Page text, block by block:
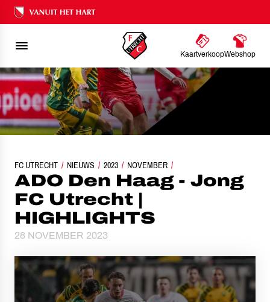
Ons nalatenschap
KaartverkoopWebshop
FC UTRECHT NIEUWS 2023 NOVEMBER
ADO DEN HAAG - JONG FC UTRECHT | HIGHLIGHTS
ADO Den Haag - Jong
FC Utrecht |
HIGHLIGHTS
28 NOVEMBER 2023